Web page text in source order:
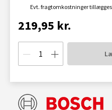
Evt. fragtomkostninger tillægges
219,95 kr.